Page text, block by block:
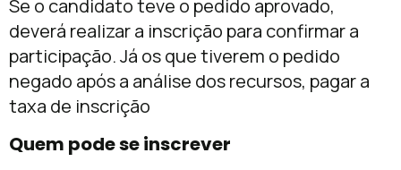
Se o candidato teve o pedido aprovado,
deverá realizar a inscrição para confirmar a
participação. Já os que tiverem o pedido
negado após a análise dos recursos, pagar a
taxa de inscrição
Quem pode se inscrever